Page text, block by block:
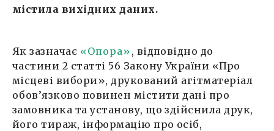
містила вихідних даних.
Як зазначає «Опора» , відповідно до
частини 2 статті 56 Закону України «Про
місцеві вибори», друкований агітматеріал
обов’язково повинен містити дані про
замовника та установу, що здійснила друк,
його тираж, інформацію про осіб,